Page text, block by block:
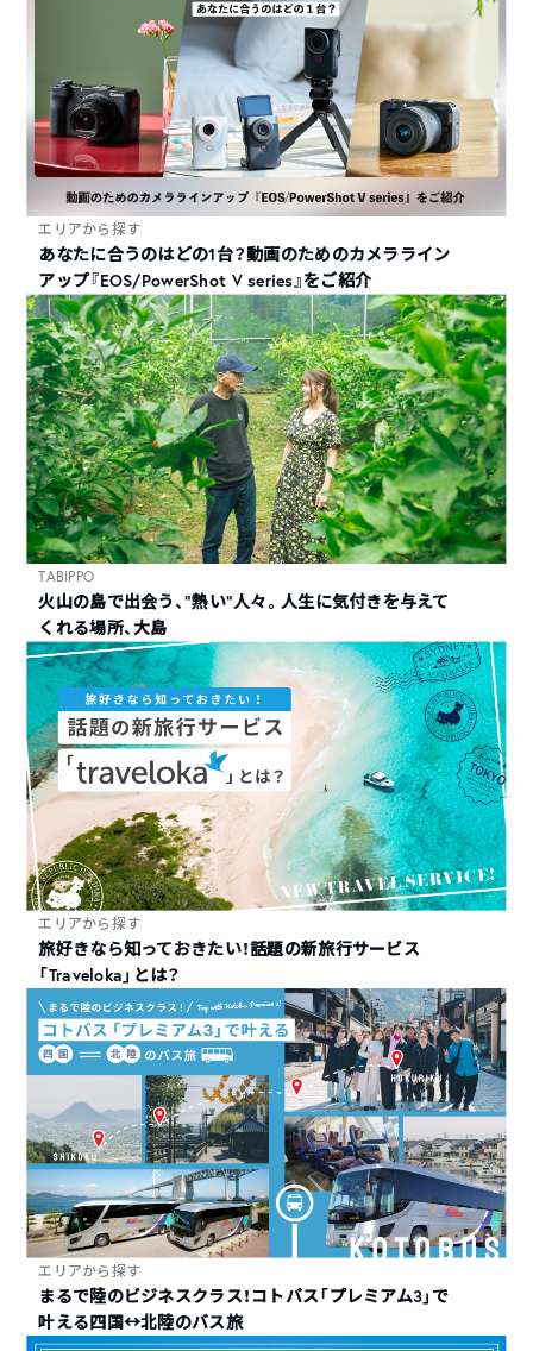
エリアから探す
あなたに合うのはどの1台？動画のためのカメラライン
アップ『EOS/PowerShot V series』をご紹介
TABIPPO
火山の島で出会う、“熱い“人々。人生に気付きを与えて
くれる場所、大島
エリアから探す
旅好きなら知っておきたい！話題の新旅行サービス
「Traveloka」とは？
エリアから探す
まるで陸のビジネスクラス！コトバス「プレミアム3」で
叶える四国↔︎北陸のバス旅